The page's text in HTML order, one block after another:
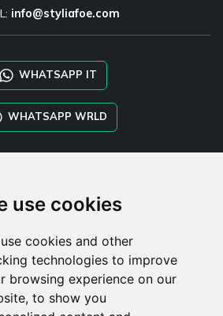
use cookies
cookies and other
technologies to improve
browsing experience on our
to show you
info@styliafoe.com
WHATSAPP IT
WHATSAPP WRLD
MADE ORDERS
UŽIVATE
ZAREGISTROVA
PŘIHLÁSIT S